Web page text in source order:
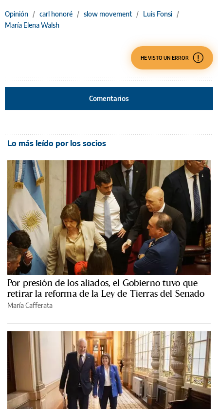
Opinión / carl honoré / slow movement / Luis Fonsi /
María Elena Walsh
HE VISTO UN ERROR
Comentarios
Lo más leído por los socios
Por presión de los aliados, el Gobierno tuvo que
retirar la reforma de la Ley de Tierras del Senado
María Cafferata